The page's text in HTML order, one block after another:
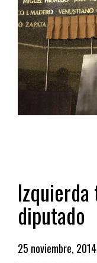
diputado
25 noviembre,